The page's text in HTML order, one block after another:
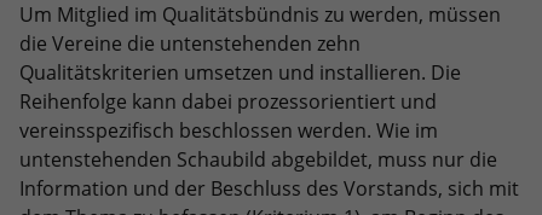
Um Mitglied im Qualitätsbündnis zu werden, müssen
die Vereine die untenstehenden zehn
Qualitätskriterien umsetzen und installieren. Die
Reihenfolge kann dabei prozessorientiert und
vereinsspezifisch beschlossen werden. Wie im
untenstehenden Schaubild abgebildet, muss nur die
Information und der Beschluss des Vorstands, sich mit
Laufzeit 2 Jahre
Zweck
Wird verwendet, um den Sitzungsstatus
zu erhalten.